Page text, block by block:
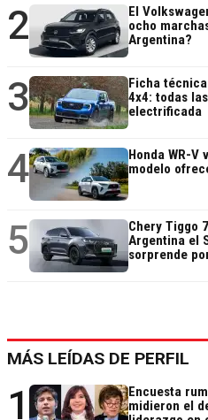
2
El
ocho
Argentina?
3
Ficha
4x4: todas
electrificada
4
Honda WR-V
modelo
5
Chery Tiggo
Argentina el
sorprende
MÁS LEÍDAS DE PERFIL
1
Encuesta
midieron el